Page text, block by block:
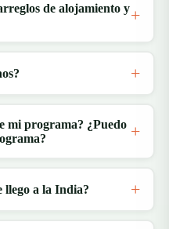
de alojamiento y
mi programa? ¿Puedo
llego a la India?